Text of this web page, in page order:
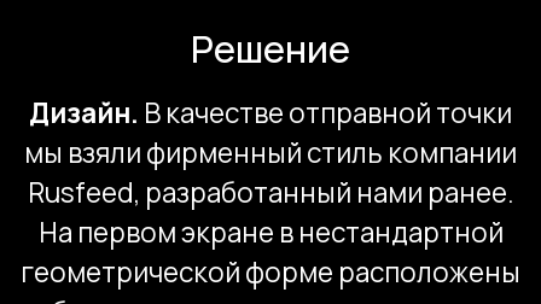
Каталог продукции.Ключевое
направление деятельности
компании — поставка премиксов,
витаминов, витаминных добавок
и OVN. Для того, чтобы представить
весь ассортимент продукции,
мы разработали каталог.